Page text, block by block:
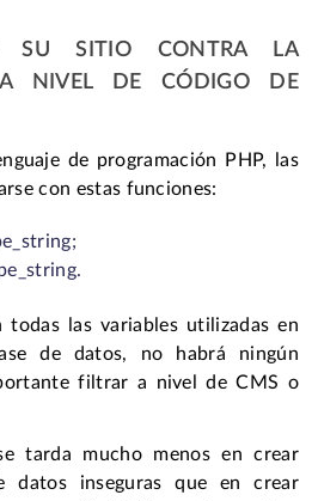
SU SITIO CONTRA LA
A NIVEL DE CÓDIGO DE
de programación PHP, las
con estas funciones:
las variables utilizadas en
de datos, no habrá ningún
filtrar a nivel de CMS o
tarda mucho menos en crear
datos inseguras que en crear